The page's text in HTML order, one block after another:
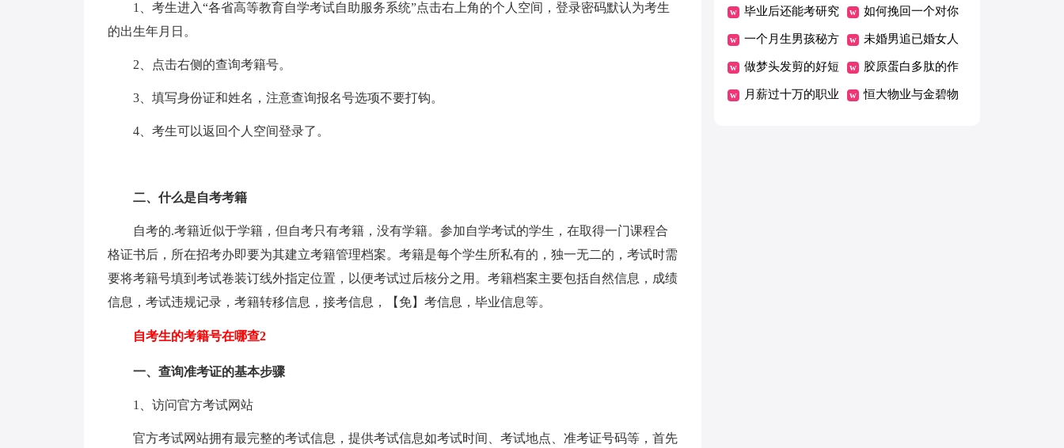
1、考生进入“各省高等教育自学考试自助服务系统”点击右上角的个人空间，登录密码默认为考生
的出生年月日。
2、点击右侧的查询考籍号。
3、填写身份证和姓名，注意查询报名号选项不要打钩。
4、考生可以返回个人空间登录了。
二、什么是自考考籍
自考的.考籍近似于学籍，但自考只有考籍，没有学籍。参加自学考试的学生，在取得一门课程合
格证书后，所在招考办即要为其建立考籍管理档案。考籍是每个学生所私有的，独一无二的，考试时需
要将考籍号填到考试卷装订线外指定位置，以便考试过后核分之用。考籍档案主要包括自然信息，成绩
信息，考试违规记录，考籍转移信息，接考信息，【免】考信息，毕业信息等。
自考生的考籍号在哪查2
一、查询准考证的基本步骤
1、访问官方考试网站
官方考试网站拥有最完整的考试信息，提供考试信息如考试时间、考试地点、准考证号码等，首先
夏天穿搭
毕业后还能考研究
生吗
如何挽回一个对你
彻底死心的人
一个月生男孩秘方 未婚男追已婚女人
的心理原因
做梦头发剪的好短
好丑
胶原蛋白多肽的作
用
月薪过十万的职业 恒大物业与金碧物